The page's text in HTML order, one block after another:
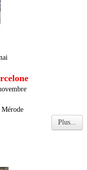
Plus...